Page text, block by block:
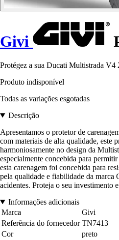
Givi
Protégez a sua Ducati Multistrada V4
Produto indisponível
Todas as variações esgotadas
Descrição
Apresentamos o protetor de
com materiais de alta qualidade, este
harmoniosamente no design da
especialmente concebida para
esta carenagem foi concebida para
pela qualidade e fiabilidade da marca
acidentes. Proteja o seu
Informações adicionais
Marca
Givi
Referência do fornecedor TN7413
Cor
preto